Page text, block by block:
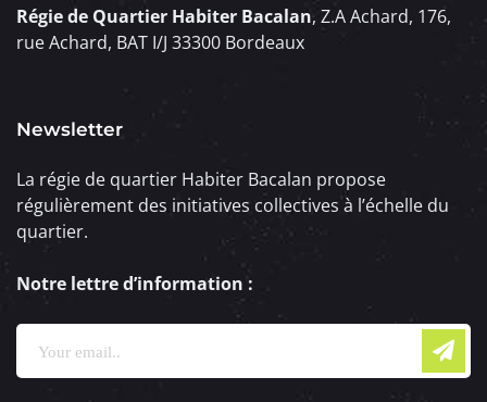
Régie de Quartier Habiter Bacalan, Z.A Achard, 176,
rue Achard, BAT I/J 33300 Bordeaux
Newsletter
La régie de quartier Habiter Bacalan propose
régulièrement des initiatives collectives à l’échelle du
quartier.
Notre lettre d’information :